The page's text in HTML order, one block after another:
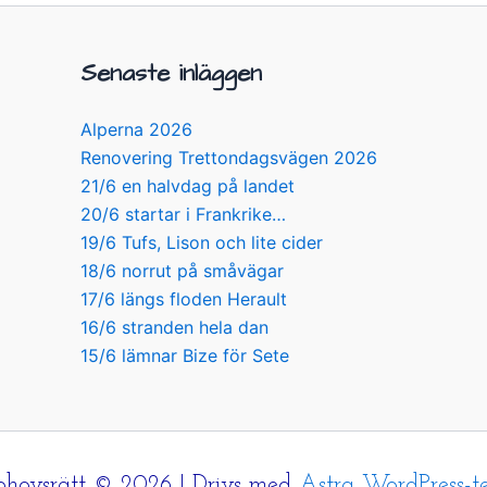
Senaste inläggen
Alperna 2026
Renovering Trettondagsvägen 2026
21/6 en halvdag på landet
20/6 startar i Frankrike…
19/6 Tufs, Lison och lite cider
18/6 norrut på småvägar
17/6 längs floden Herault
16/6 stranden hela dan
15/6 lämnar Bize för Sete